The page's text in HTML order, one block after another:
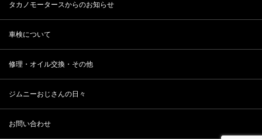
タカノモータースからのお知らせ
車検について
修理・オイル交換・その他
ジムニーおじさんの日々
お問い合わせ